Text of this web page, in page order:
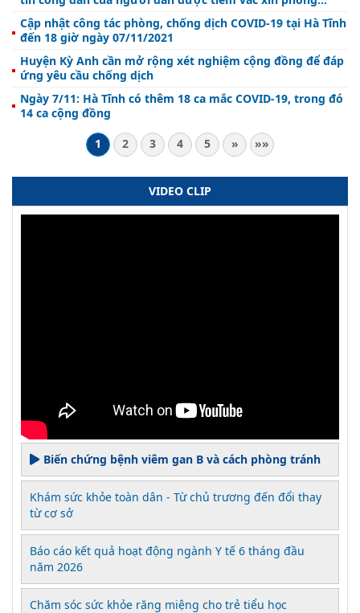
COVID-19.
Cập nhật công tác phòng, chống dịch COVID-19 tại Hà Tĩnh
đến 18 giờ ngày 07/11/2021
Huyện Kỳ Anh cần mở rộng xét nghiệm cộng đồng để đáp
ứng yêu cầu chống dịch
Ngày 7/11: Hà Tĩnh có thêm 18 ca mắc COVID-19, trong đó
14 ca cộng đồng
1
2 3 4 5 » »»
VIDEO CLIP
Biến chứng bệnh viêm gan B và cách phòng tránh
Khám sức khỏe toàn dân - Từ chủ trương đến đổi thay
từ cơ sở
Báo cáo kết quả hoạt động ngành Y tế 6 tháng đầu
năm 2026
Chăm sóc sức khỏe răng miệng cho trẻ tiểu học